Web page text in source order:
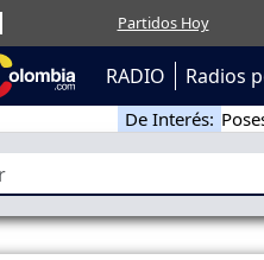
Partidos Hoy
RADIO Radios
De Interés: